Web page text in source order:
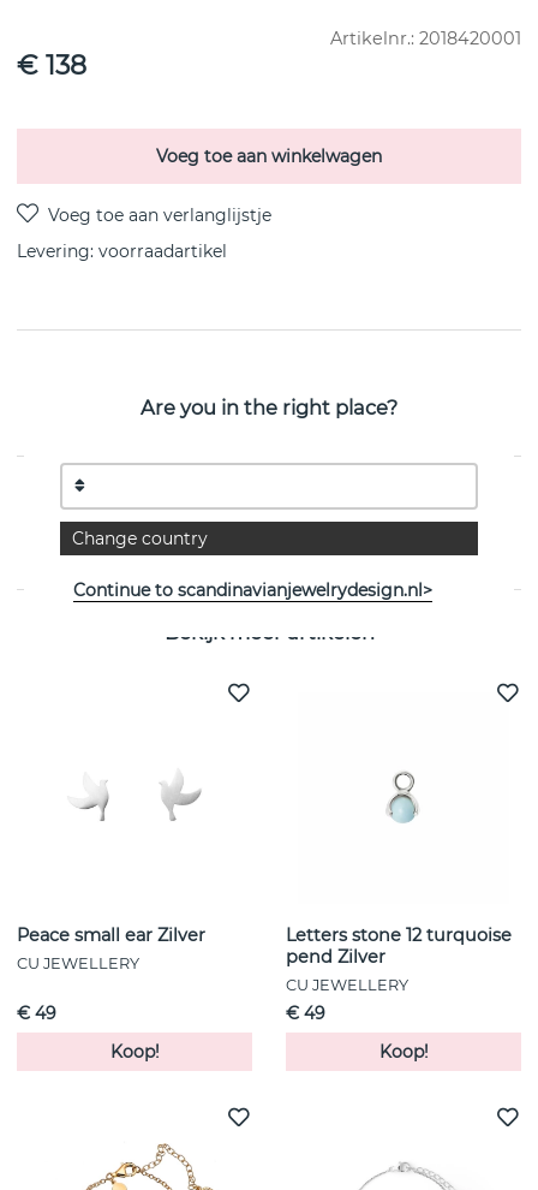
Artikelnr.: 2018420001
€ 138
Voeg toe aan winkelwagen
Levering: voorraadartikel
Cubic kluster Oorbel gerecycled zilve/vergoud cubic
EIGENSCHAPPEN
Collectie:
Bekijk meer artikelen
Peace small ear Zilver
CU JEWELLERY
€ 49
Koop!
Letters stone 12 turquoise
pend Zilver
CU JEWELLERY
€ 49
Koop!
Are you in the right place?
Change country
Continue to scandinavianjewelrydesign.nl>